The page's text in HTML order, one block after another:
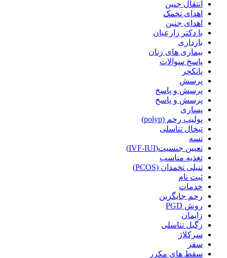
انتقال جنین
اهدای تخمک
اهدای جنین
با دکتر زارعیان
بارداری
بیماری های زنان
پاسخ سوالات
پانکچر
پرسش
پرسش و پاسخ
پرسش و پاسخ
پساری
پولیپ رحم (polyp)
تبخال تناسلی
تسه
تعیین جنسیت(IVF-IUI)
تغذیه مناسب
تنبلی تخمدان (PCOS)
ثبت نام
خدمات
رحم جایگزین
روش PGD
زایمان
زگیل تناسلی
سرکلاژ
سفر
سقط های مکرر